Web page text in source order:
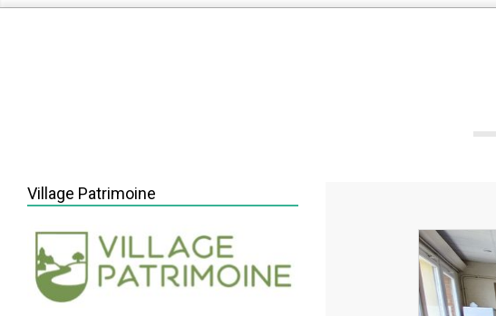
Navigation
Village Patrimoine